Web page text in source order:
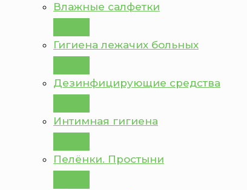
Влажные салфетки
Гигиена лежачих больных
Дезинфицирующие средства
Интимная гигиена
Пелёнки. Простыни